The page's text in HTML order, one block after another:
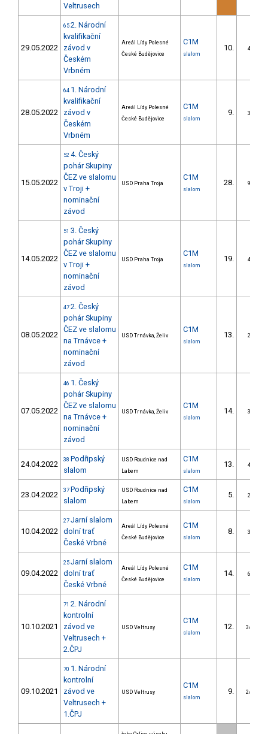
Veltrusech
29.05.2022
65 2. Národní
kvalifikační
závod v
Českém
Vrbném
Areál Lídy Polesné
České Budějovice
C1M
slalom
10. 4/DS
28.05.2022
64 1. Národní
kvalifikační
závod v
Českém
Vrbném
Areál Lídy Polesné
České Budějovice
C1M
slalom
9. 3/DS
15.05.2022
52 4. Český
pohár Skupiny
ČEZ ve slalomu
v Troji +
nominační
závod
USD Praha Troja
C1M
slalom
28. 9/DS
14.05.2022
51 3. Český
pohár Skupiny
ČEZ ve slalomu
v Troji +
nominační
závod
USD Praha Troja
C1M
slalom
19. 4/DS
08.05.2022
47 2. Český
pohár Skupiny
ČEZ ve slalomu
na Trnávce +
nominační
závod
USD Trnávka, Želiv
C1M
slalom
13. 2/DS
07.05.2022
46 1. Český
pohár Skupiny
ČEZ ve slalomu
na Trnávce +
nominační
závod
USD Trnávka, Želiv
C1M
slalom
14. 3/DS
24.04.2022 38 Podřipský
slalom
USD Roudnice nad
Labem
C1M
slalom
13. 4/DS
23.04.2022 37 Podřipský
slalom
USD Roudnice nad
Labem
C1M
slalom
5. 2/DS
10.04.2022
27 Jarní slalom
dolní trať
České Vrbné
Areál Lídy Polesné
České Budějovice
C1M
slalom
8. 3/DS
09.04.2022
25 Jarní slalom
dolní trať
České Vrbné
Areál Lídy Polesné
České Budějovice
C1M
slalom
14. 6/DS
10.10.2021
71 2. Národní
kontrolní
závod ve
Veltrusech +
2.ČPJ
USD Veltrusy
C1M
slalom
12. 3/DM
09.10.2021
70 1. Národní
kontrolní
závod ve
Veltrusech +
1.ČPJ
USD Veltrusy
C1M
slalom
9. 2/DM